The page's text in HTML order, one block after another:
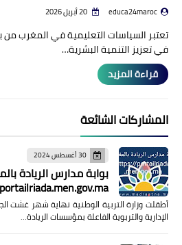
educa24maroc
تعتبر السياسات التعليمية في المغرب من
في تعزيز التنمية البشرية…
قراءة المزيد
المشاركات الشائعة
30 أغسطس 2024
بوابة مدارس الريادة
أطقلت وزارة التربية الوطنية نهاية شهر غشت
الإدارية والتربوية الفاعلة بمؤسسات الريادة…